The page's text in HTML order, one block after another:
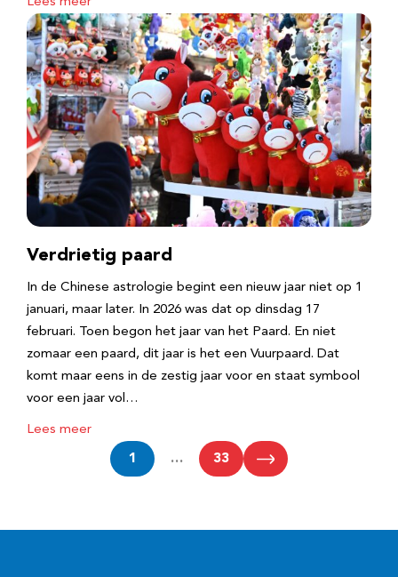
Verdrietig paard
In de Chinese astrologie begint een nieuw jaar niet op 1
januari, maar later. In 2026 was dat op dinsdag 17
februari. Toen begon het jaar van het Paard. En niet
zomaar een paard, dit jaar is het een Vuurpaard. Dat
komt maar eens in de zestig jaar voor en staat symbool
voor een jaar vol…
Lees meer
1 … 33